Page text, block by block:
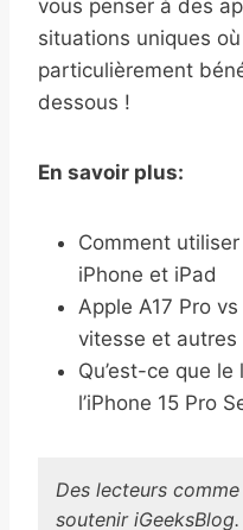
vous penser à des
situations uniques
particulièrement
dessous !
En savoir plus:
Comment
iPhone et iPad
Apple A17 Pro
vitesse et
Qu’est-ce que
l’iPhone 15 Pro
Des lecteurs
soutenir